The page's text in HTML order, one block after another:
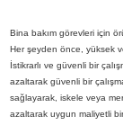
Bina bakım görevleri için
Her şeyden önce, yüksek
İstikrarlı ve güvenli bir
azaltarak güvenli bir
sağlayarak, iskele veya
azaltarak uygun maliyetli